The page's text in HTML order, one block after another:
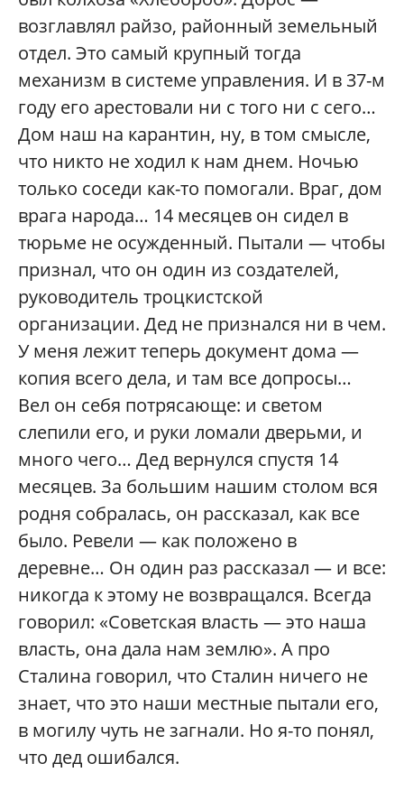
возглавлял райзо, районный земельный
отдел. Это самый крупный тогда
механизм в системе управления. И в 37-м
году его арестовали ни с того ни с сего…
Дом наш на карантин, ну, в том смысле,
что никто не ходил к нам днем. Ночью
только соседи как-то помогали. Враг, дом
врага народа… 14 месяцев он сидел в
тюрьме не осужденный. Пытали — чтобы
признал, что он один из создателей,
руководитель троцкистской
организации. Дед не признался ни в чем.
У меня лежит теперь документ дома —
копия всего дела, и там все допросы…
Вел он себя потрясающе: и светом
слепили его, и руки ломали дверьми, и
много чего… Дед вернулся спустя 14
месяцев. За большим нашим столом вся
родня собралась, он рассказал, как все
было. Ревели — как положено в
деревне… Он один раз рассказал — и все:
никогда к этому не возвращался. Всегда
говорил: «Советская власть — это наша
власть, она дала нам землю». А про
Сталина говорил, что Сталин ничего не
знает, что это наши местные пытали его,
в могилу чуть не загнали. Но я-то понял,
что дед ошибался.